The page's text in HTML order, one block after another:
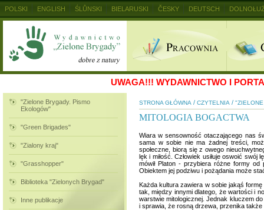
UWAGA!!! WYDAWNICTWO I
"Zielone Brygady. Pismo
Ekologów"
"Green Brigades"
"Zialony kraj"
"Grasshopper"
Biblioteka "Zielonych Brygad"
Inne publikacje
STRONA GŁÓWNA / CZYTELNIA /
MITOLOGIA BOGACTWA
Wiara w sensowność otaczającego nas
sama w sobie nie ma żadnej treści,
społeczne, biorą się z owego
lęk i miłość. Człowiek usiłuje oswoić
mówił Platon - przybiera różne formy od
Obiektem jej podziwu i pożądania może
Każda kultura zawiera w sobie jakąś
tak, między innymi dlatego, że wartości i
warstwie mitologicznej. Jednak kluczem
i sprawia, że rosną drzewa, przenika także
POLSKI ENGLISH ŚLŮNSKI BIELARUSKI ČESKY DEUTSCH